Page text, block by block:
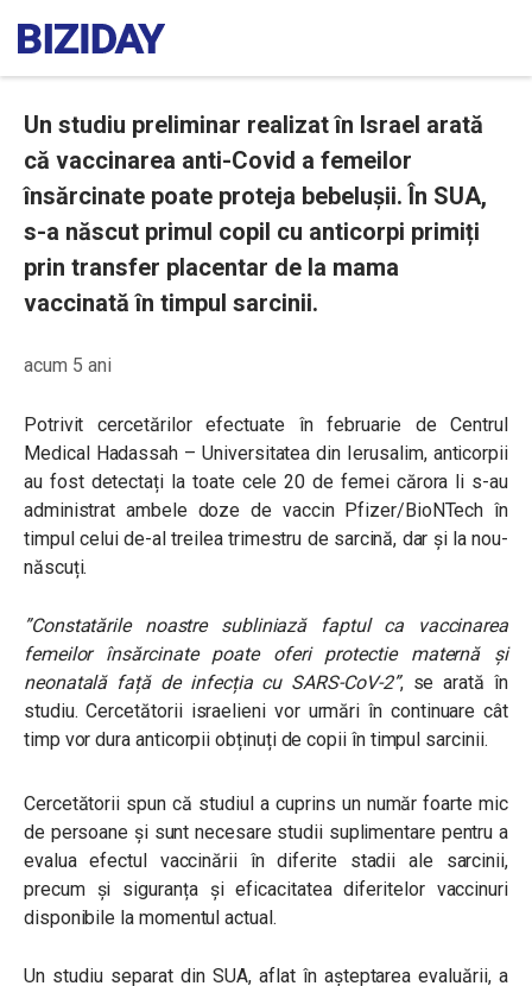
Un studiu preliminar realizat în Israel arată
că vaccinarea anti-Covid a femeilor
însărcinate poate proteja bebelușii. În SUA,
s-a născut primul copil cu anticorpi primiți
prin transfer placentar de la mama
vaccinată în timpul sarcinii.
acum 5 ani
Potrivit cercetărilor efectuate în februarie de Centrul
Medical Hadassah – Universitatea din Ierusalim, anticorpii
au fost detectați la toate cele 20 de femei cărora li s-au
administrat ambele doze de vaccin Pfizer/BioNTech în
timpul celui de-al treilea trimestru de sarcină, dar și la nou-
născuți.
”Constatările noastre subliniază faptul ca vaccinarea
femeilor însărcinate poate oferi protectie maternă și
neonatală față de infecția cu SARS-CoV-2”, se arată în
studiu. Cercetătorii israelieni vor urmări în continuare cât
timp vor dura anticorpii obținuți de copii în timpul sarcinii.
Cercetătorii spun că studiul a cuprins un număr foarte mic
de persoane și sunt necesare studii suplimentare pentru a
evalua efectul vaccinării în diferite stadii ale sarcinii,
precum și siguranța și eficacitatea diferitelor vaccinuri
disponibile la momentul actual.
Un studiu separat din SUA, aflat în așteptarea evaluării, a